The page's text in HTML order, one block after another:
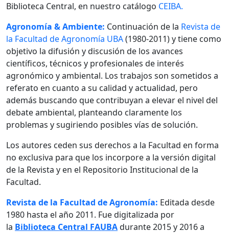
Biblioteca Central, en nuestro catálogo CEIBA.
Agronomía & Ambiente: Continuación de la Revista de
la Facultad de Agronomía UBA(1980-2011) y tiene como
objetivo la difusión y discusión de los avances
científicos, técnicos y profesionales de interés
agronómico y ambiental. Los trabajos son sometidos a
referato en cuanto a su calidad y actualidad, pero
además buscando que contribuyan a elevar el nivel del
debate ambiental, planteando claramente los
problemas y sugiriendo posibles vías de solución.
Los autores ceden sus derechos a la Facultad en forma
no exclusiva para que los incorpore a la versión digital
de la Revista y en el Repositorio Institucional de la
Facultad.
Revista de la Facultad de Agronomía: Editada desde
1980 hasta el año 2011. Fue digitalizada por
la Biblioteca Central FAUBAdurante 2015 y 2016 a